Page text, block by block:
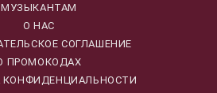
МУЗЫКАНТАМ
О НАС
СОГЛАШЕНИЕ
ПРОМОКОДАХ
КОНФИДЕНЦИАЛЬНОСТИ